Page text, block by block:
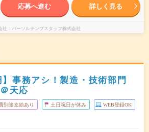
応募へ進む 詳しく見る
社 パーソルテンプスタッフ株式会社
】事務アシ！製造・技術部門
天応
別途支給あり 土日祝日が休み WEB登録OK